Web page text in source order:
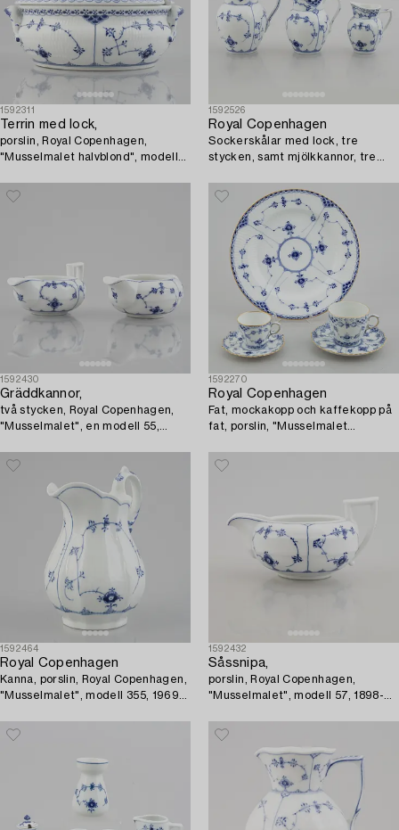
1592311
Terrin med lock,
porslin, Royal Copenhagen,
"Musselmalet halvblond", modell
1592526
Royal Copenhagen
Sockerskålar med lock, tre
stycken, samt mjölkkannor, tre
Copenhagen.
1592430
Gräddkannor,
två stycken, Royal Copenhagen,
"Musselmalet", en modell 55,
1592270
Royal Copenhagen
Fat, mockakopp och kaffekopp på
fat, porslin, "Musselmalet
modell 1038, 1035, 571.
1592464
Royal Copenhagen
Kanna, porslin, Royal Copenhagen,
"Musselmalet", modell 355, 1969-
1592432
Såssnipa,
porslin, Royal Copenhagen,
"Musselmalet", modell 57, 1898-